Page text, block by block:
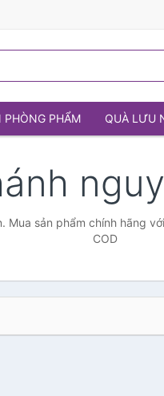
PHÒNG PHẨM QUÀ LƯU
Mua sản phẩm chính hãng
COD